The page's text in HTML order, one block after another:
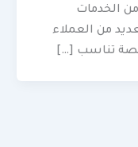
الخدمات
من العملاء
تناسب […]